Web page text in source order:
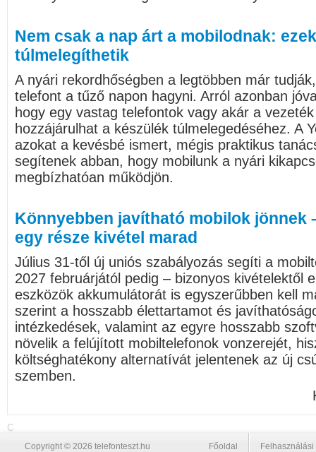
Nem csak a nap árt a mobilodnak:
túlmelegíthetik
A nyári rekordhőségben a legtöbben már
telefont a tűző napon hagyni. Arról azonban
hogy egy vastag telefontok vagy akár a
hozzájárulhat a készülék túlmelegedéséhez. A
azokat a kevésbé ismert, mégis praktikus
segítenek abban, hogy mobilunk a nyári
megbízhatóan működjön.
Könnyebben javítható mobilok jönnek
egy része kivétel marad
Július 31-től új uniós szabályozás segíti a
2027 februárjától pedig – bizonyos kivételektől
eszközök akkumulátorát is egyszerűbben kell
szerint a hosszabb élettartamot és
intézkedések, valamint az egyre hosszabb
növelik a felújított mobiltelefonok vonzerejét,
költséghatékony alternatívát jelentenek az új
szemben.
C
Copyright © 2026 telefonteszt.hu Főoldal